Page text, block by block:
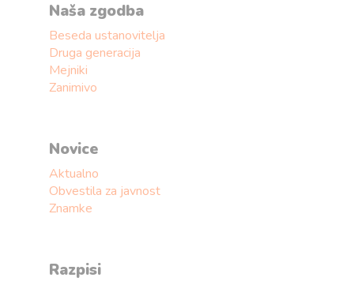
Naša zgodba
Beseda ustanovitelja
Druga generacija
Mejniki
Zanimivo
Novice
Aktualno
Obvestila za javnost
Znamke
Razpisi